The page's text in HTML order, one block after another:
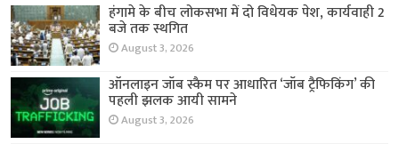
हंगामे के बीच लोकसभा में दो विधेयक पेश, कार्यवाही 2
बजे तक स्थगित
August 3, 2026
ऑनलाइन जॉब स्कैम पर आधारित ‘जॉब ट्रैफिकिंग’ की
पहली झलक आयी सामने
August 3, 2026